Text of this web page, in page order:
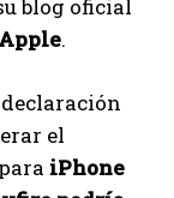
blog oficial
Apple.
el
iPhone